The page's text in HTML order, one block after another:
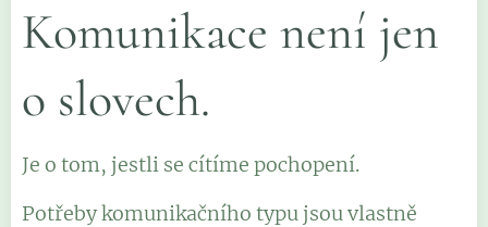
Komunikace není jen
o slovech.
Je o tom, jestli se cítíme pochopení.
Potřeby komunikačního typu jsou vlastně